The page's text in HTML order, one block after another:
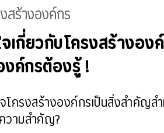
สร้างองค์กร
เกี่ยวกับโครงสร้าง
ค์กรต้องรู้ !
โครงสร้างองค์กรเป็นสิ่งสำคัญ
วามสำคัญ?